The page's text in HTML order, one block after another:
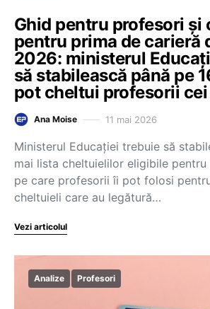
Ghid pentru profesori și
pentru prima de carieră
2026: ministerul
să stabilească până pe
pot cheltui profesorii cei
Ana Moise 11 mai 2026
Ministerul Educației trebuie să
mai lista cheltuielilor eligibile
pe care profesorii îi pot folosi
cheltuieli care au legătură…
Vezi articolul
Analize Profesori